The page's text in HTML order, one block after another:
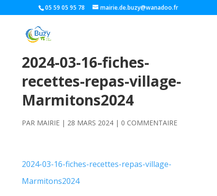
05 59 05 95 78 mairie.de.buzy@wanadoo.fr
2024-03-16-fiches-
recettes-repas-village-
Marmitons2024
PAR MAIRIE| 28 MARS 2024| 0 COMMENTAIRE
2024-03-16-fiches-recettes-repas-village-
Marmitons2024